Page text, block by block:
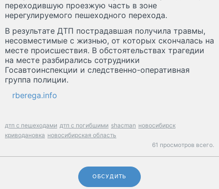
переходившую проезжую часть в зоне
нерегулируемого пешеходного перехода.
В результате ДТП пострадавшая получила травмы,
несовместимые с жизнью, от которых скончалась на
месте происшествия. В обстоятельствах трагедии
на месте разбирались сотрудники
Госавтоинспекции и следственно-оперативная
группа полиции.
rberega.info
дтп с пешеходами дтп с погибшими shacman новосибирск
криводановка новосибирская область
61 просмотров всего.
ОБСУДИТЬ